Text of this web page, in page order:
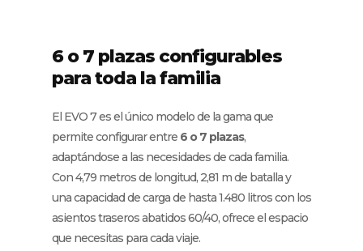
6 o 7 plazas configurables
para toda la familia
El EVO 7 es el único modelo de la gama que
permite configurar entre 6 o 7 plazas,
adaptándose a las necesidades de cada familia.
Con 4,79 metros de longitud, 2,81 m de batalla y
una capacidad de carga de hasta 1.480 litros con los
asientos traseros abatidos 60/40, ofrece el espacio
que necesitas para cada viaje.